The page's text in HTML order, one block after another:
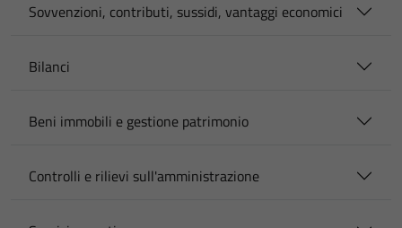
Sovvenzioni, contributi, sussidi, vantaggi economici
Bilanci
Beni immobili e gestione patrimonio
Controlli e rilievi sull'amministrazione